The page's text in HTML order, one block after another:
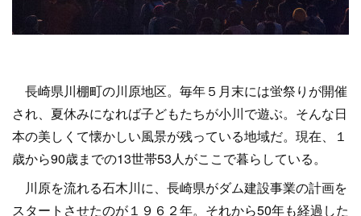
長崎県川棚町の川原地区。毎年５月末には蛍祭りが開催
され、夏休みになれば子どもたちが小川で遊ぶ。そんな日
本の美しくて懐かしい風景が残っている地域だ。現在、１
歳から90歳までの13世帯53人がここで暮らしている。
川原を流れる石木川に、長崎県がダム建設事業の計画を
スタートさせたのが１９６２年。それから50年も経過した